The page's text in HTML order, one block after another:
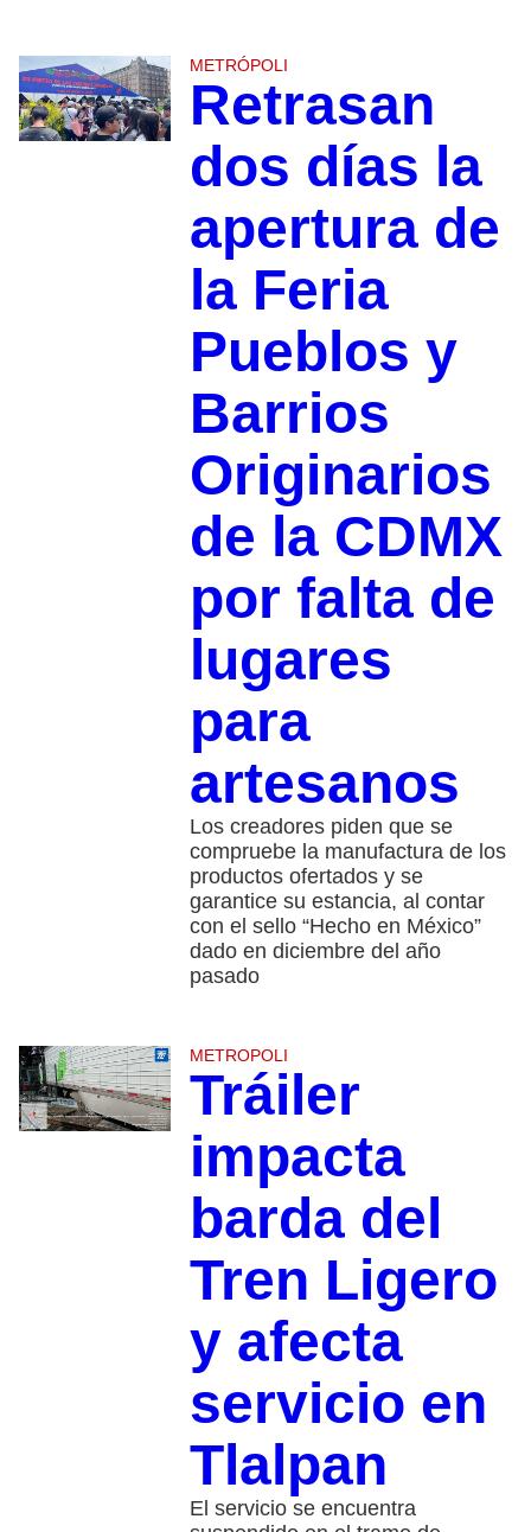
METRÓPOLI
Retrasan
dos días la
apertura de
la Feria
Pueblos y
Barrios
Originarios
de la CDMX
por falta de
lugares
para
artesanos
Los creadores piden que se
compruebe la manufactura de los
productos ofertados y se
garantice su estancia, al contar
con el sello “Hecho en México”
dado en diciembre del año
pasado
METROPOLI
Tráiler
impacta
barda del
Tren Ligero
y afecta
servicio en
Tlalpan
El servicio se encuentra